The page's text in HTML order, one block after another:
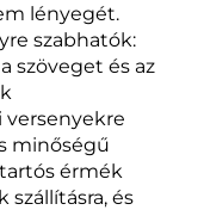
lényegét.
szabhatók:
szöveget és az
versenyekre
minőségű
érmék
és